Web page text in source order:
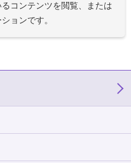
コンテンツを閲覧、または
ョンです。